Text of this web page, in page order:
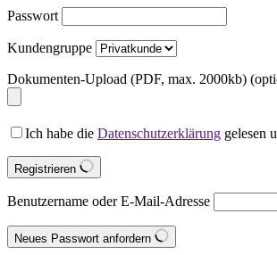
Passwort
Kundengruppe
Dokumenten-Upload (PDF, max. 2000kb)
Ich habe die Datenschutzerklärung gelesen
Registrieren
Benutzername oder E-Mail-Adresse
Neues Passwort anfordern